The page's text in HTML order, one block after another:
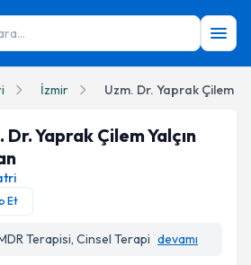
İzmir Uzm. Dr. Yaprak Çilem
Yalçın Arslan Profil Fotoğrafı
Dr. Yaprak Çilem Yalçın
Et
Terapisi, Cinsel Terapi devamı